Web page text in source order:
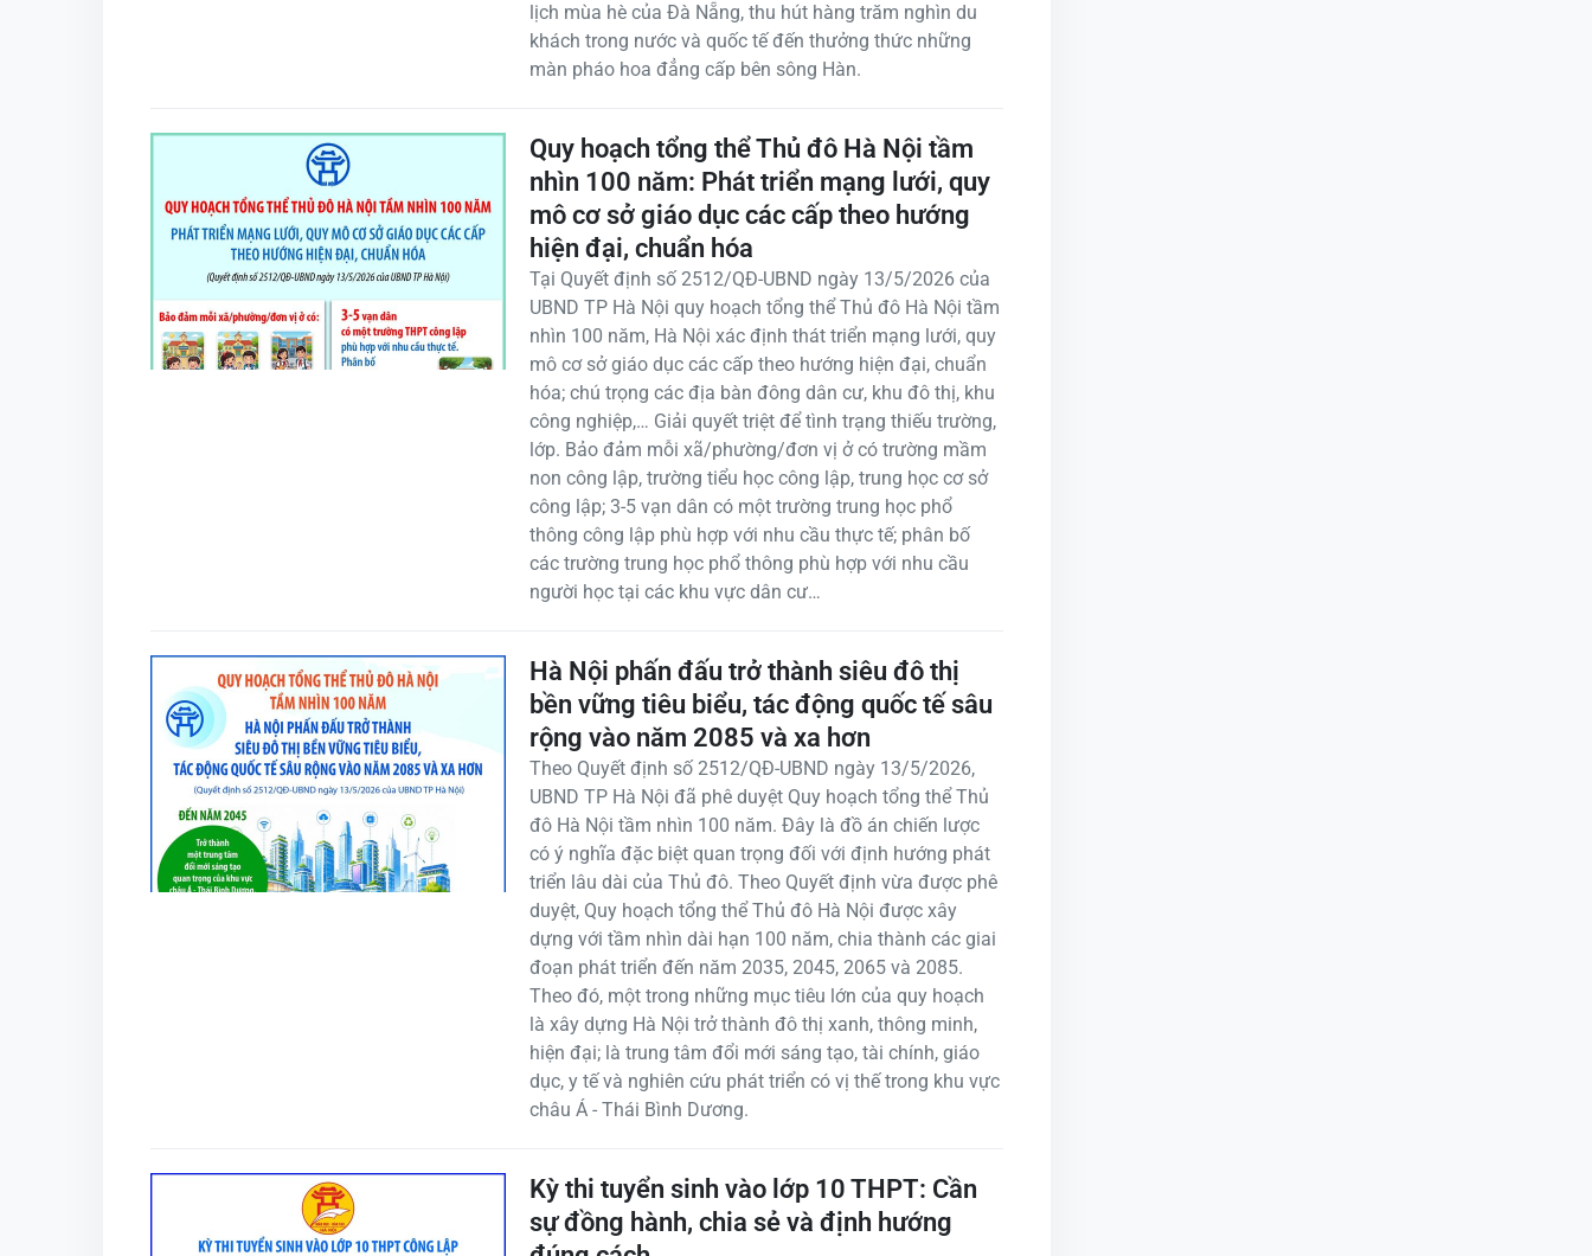
lịch mùa hè của Đà Nẵng, thu hút hàng trăm nghìn du
khách trong nước và quốc tế đến thưởng thức những
màn pháo hoa đẳng cấp bên sông Hàn.
Quy hoạch tổng thể Thủ đô Hà Nội tầm
nhìn 100 năm: Phát triển mạng lưới, quy
mô cơ sở giáo dục các cấp theo hướng
hiện đại, chuẩn hóa
Tại Quyết định số 2512/QĐ-UBND ngày 13/5/2026 của
UBND TP Hà Nội quy hoạch tổng thể Thủ đô Hà Nội tầm
nhìn 100 năm, Hà Nội xác định thát triển mạng lưới, quy
mô cơ sở giáo dục các cấp theo hướng hiện đại, chuẩn
hóa; chú trọng các địa bàn đông dân cư, khu đô thị, khu
công nghiệp,… Giải quyết triệt để tình trạng thiếu trường,
lớp. Bảo đảm mỗi xã/phường/đơn vị ở có trường mầm
non công lập, trường tiểu học công lập, trung học cơ sở
công lập; 3-5 vạn dân có một trường trung học phổ
thông công lập phù hợp với nhu cầu thực tế; phân bố
các trường trung học phổ thông phù hợp với nhu cầu
người học tại các khu vực dân cư…
Hà Nội phấn đấu trở thành siêu đô thị
bền vững tiêu biểu, tác động quốc tế sâu
rộng vào năm 2085 và xa hơn
Theo Quyết định số 2512/QĐ-UBND ngày 13/5/2026,
UBND TP Hà Nội đã phê duyệt Quy hoạch tổng thể Thủ
đô Hà Nội tầm nhìn 100 năm. Đây là đồ án chiến lược
có ý nghĩa đặc biệt quan trọng đối với định hướng phát
triển lâu dài của Thủ đô. Theo Quyết định vừa được phê
duyệt, Quy hoạch tổng thể Thủ đô Hà Nội được xây
dựng với tầm nhìn dài hạn 100 năm, chia thành các giai
đoạn phát triển đến năm 2035, 2045, 2065 và 2085.
Theo đó, một trong những mục tiêu lớn của quy hoạch
là xây dựng Hà Nội trở thành đô thị xanh, thông minh,
hiện đại; là trung tâm đổi mới sáng tạo, tài chính, giáo
dục, y tế và nghiên cứu phát triển có vị thế trong khu vực
châu Á - Thái Bình Dương.
Kỳ thi tuyển sinh vào lớp 10 THPT: Cần
sự đồng hành, chia sẻ và định hướng